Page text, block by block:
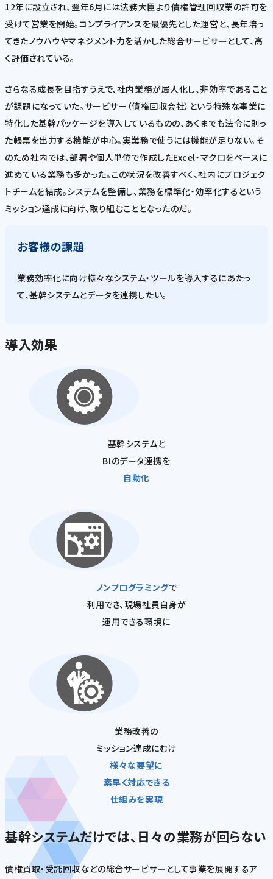
12年に設立され、翌年6月には法務大臣より債権管理回収業の許可を
受けて営業を開始。コンプライアンスを最優先とした運営と、長年培っ
てきたノウハウやマネジメント力を活かした総合サービサーとして、高
く評価されている。
さらなる成長を目指すうえで、社内業務が属人化し、非効率であること
が課題になっていた。サービサー（債権回収会社）という特殊な事業に
特化した基幹パッケージを導入しているものの、あくまでも法令に則っ
た帳票を出力する機能が中心。実業務で使うには機能が足りない。そ
のため社内では、部署や個人単位で作成したExcel・マクロをベースに
進めている業務も多かった。この状況を改善すべく、社内にプロジェク
トチームを結成。システムを整備し、業務を標準化・効率化するという
ミッション達成に向け、取り組むこととなったのだ。
お客様の課題
業務効率化に向け様々なシステム・ツールを導入するにあたっ
て、基幹システムとデータを連携したい。
導入効果
基幹システムと
BIのデータ連携を
自動化
ノンプログラミングで
利用でき、現場社員自身が
運用できる環境に
業務改善の
ミッション達成にむけ
様々な要望に
素早く対応できる
仕組みを実現
基幹システムだけでは、日々の業務が回らない
債権買取・受託回収などの総合サービサーとして事業を展開するア